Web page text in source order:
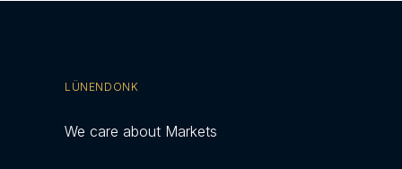
LÜNENDONK
We care about Markets